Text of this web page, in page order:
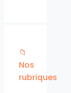
📁
Nos
rubriques